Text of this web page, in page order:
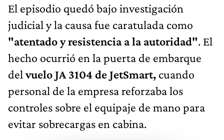
El episodio quedó bajo investigación
judicial y la causa fue caratulada como
"atentado y resistencia a la autoridad". El
hecho ocurrió en la puerta de embarque
delvuelo JA 3104 de JetSmart, cuando
personal de la empresa reforzaba los
controles sobre el equipaje de mano para
evitar sobrecargas en cabina.